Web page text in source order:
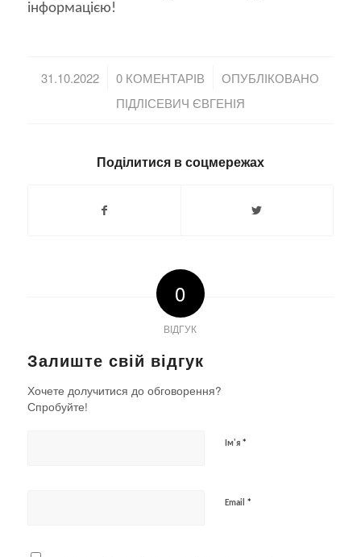
інформацією!
31.10.2022
/ 0 КОМЕНТАРІВ
/
ОПУБЛІКОВАНО
ПІДЛІСЕВИЧ ЄВГЕНІЯ
Поділитися в соцмережах
0
ВІДГУК
Залиште свій відгук
Хочете долучитися до обговорення?
Спробуйте!
Ім'я *
Email *